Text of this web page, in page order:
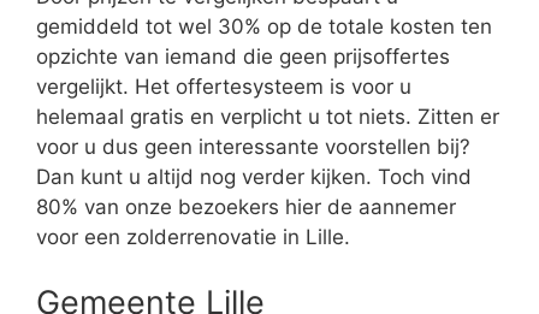
gemiddeld tot wel 30% op de totale kosten ten
opzichte van iemand die geen prijsoffertes
vergelijkt. Het offertesysteem is voor u
helemaal gratis en verplicht u tot niets. Zitten er
voor u dus geen interessante voorstellen bij?
Dan kunt u altijd nog verder kijken. Toch vind
80% van onze bezoekers hier de aannemer
voor een zolderrenovatie in Lille.
Gemeente Lille